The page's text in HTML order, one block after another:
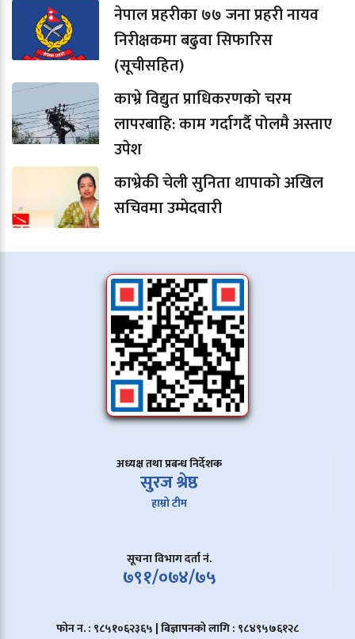
नेपाल प्रहरीका ७७ जना प्रहरी नायव
निरीक्षकमा बढुवा सिफारिस
(सूचीसहित)
काभ्रे विद्युत प्राधिकरणको चरम
लापरबाहि: काम गर्दागर्दै पोलमै अस्ताए
उपेश
काभ्रेकी चेली सुनिता थापाको अखिल
सचिवमा उम्मेदवारी
अध्यक्ष तथा प्रबन्ध निर्देशक
सुरज श्रेष्ठ
हाम्रो टीम
सूचना विभाग दर्ता नं.
७९१/०७४/७५
फोन न. : ९८५१०६२३६५ | बिज्ञापनको लागि : ९८४९५७६१२८